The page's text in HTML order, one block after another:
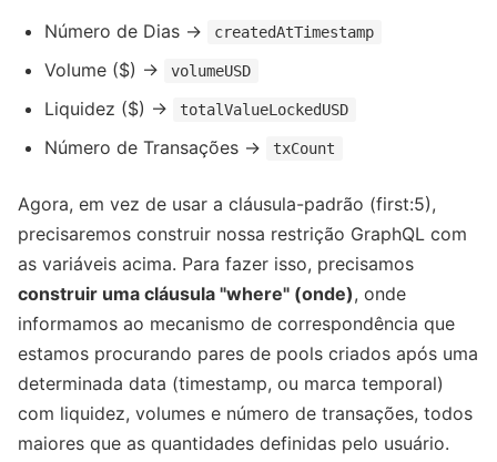
Número de Dias -> createdAtTimestamp
Volume ($) -> volumeUSD
Liquidez ($) -> totalValueLockedUSD
Número de Transações -> txCount
Agora, em vez de usar a cláusula-padrão (first:5),
precisaremos construir nossa restrição GraphQL com
as variáveis acima. Para fazer isso, precisamos
construir uma cláusula "where" (onde), onde
informamos ao mecanismo de correspondência que
estamos procurando pares de pools criados após uma
determinada data (timestamp, ou marca temporal)
com liquidez, volumes e número de transações, todos
maiores que as quantidades definidas pelo usuário.